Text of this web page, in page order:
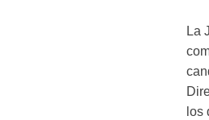
La
los